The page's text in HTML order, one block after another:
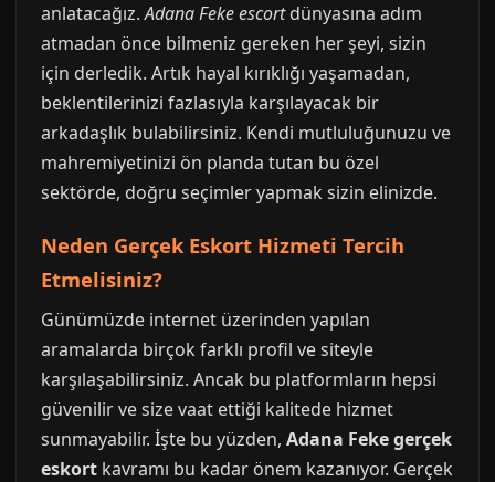
anlatacağız.Adana Feke escortdünyasına adım
atmadan önce bilmeniz gereken her şeyi, sizin
için derledik. Artık hayal kırıklığı yaşamadan,
beklentilerinizi fazlasıyla karşılayacak bir
arkadaşlık bulabilirsiniz. Kendi mutluluğunuzu ve
mahremiyetinizi ön planda tutan bu özel
sektörde, doğru seçimler yapmak sizin elinizde.
Neden Gerçek Eskort Hizmeti Tercih
Etmelisiniz?
Günümüzde internet üzerinden yapılan
aramalarda birçok farklı profil ve siteyle
karşılaşabilirsiniz. Ancak bu platformların hepsi
güvenilir ve size vaat ettiği kalitede hizmet
sunmayabilir. İşte bu yüzden, Adana Feke gerçek
eskort kavramı bu kadar önem kazanıyor. Gerçek